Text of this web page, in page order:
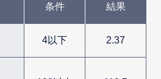
条件 結果
4以下 2.37